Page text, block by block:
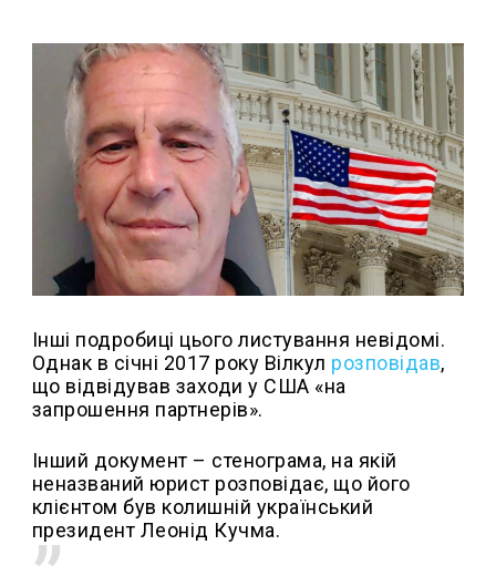
Інші подробиці цього листування невідомі.
Однак в січні 2017 року Вілкул розповідав,
що відвідував заходи у США «на
запрошення партнерів».
Інший документ – стенограма, на якій
неназваний юрист розповідає, що його
клієнтом був колишній український
президент Леонід Кучма.